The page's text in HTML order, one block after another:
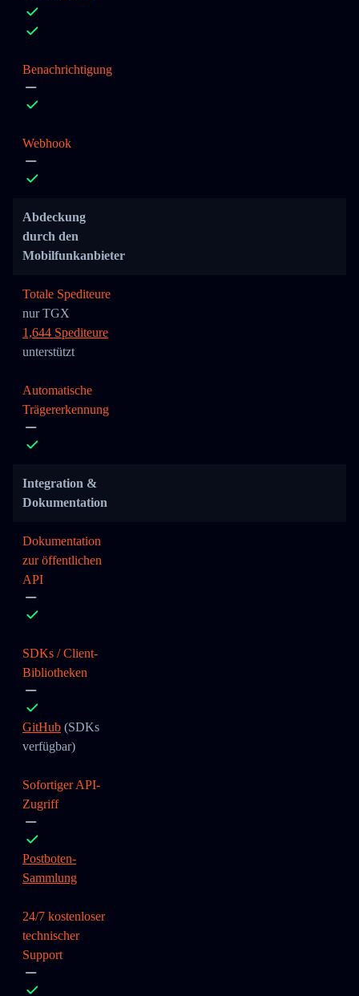
Benachrichtigung
Webhook
Abdeckung
durch den
Mobilfunkanbieter
Totale Spediteure
nur TGX
1,644 Spediteure
unterstützt
Automatische
Trägererkennung
Integration &
Dokumentation
Dokumentation
zur öffentlichen
API
SDKs / Client-
Bibliotheken
GitHub (SDKs
verfügbar)
Sofortiger API-
Zugriff
Postboten-
Sammlung
24/7 kostenloser
technischer
Support